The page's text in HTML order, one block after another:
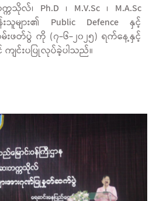
ကသိုလ်၊ Ph.D ၊ M.V.Sc ၊ M.A.Sc
များ၏ Public Defence နှင့်
ဖတ်ပွဲ ကို (၇-၆-၂၀၂၅) ရက်နေ့နှင့်
ျင်းပပြုလုပ်ခဲ့ပါသည်။